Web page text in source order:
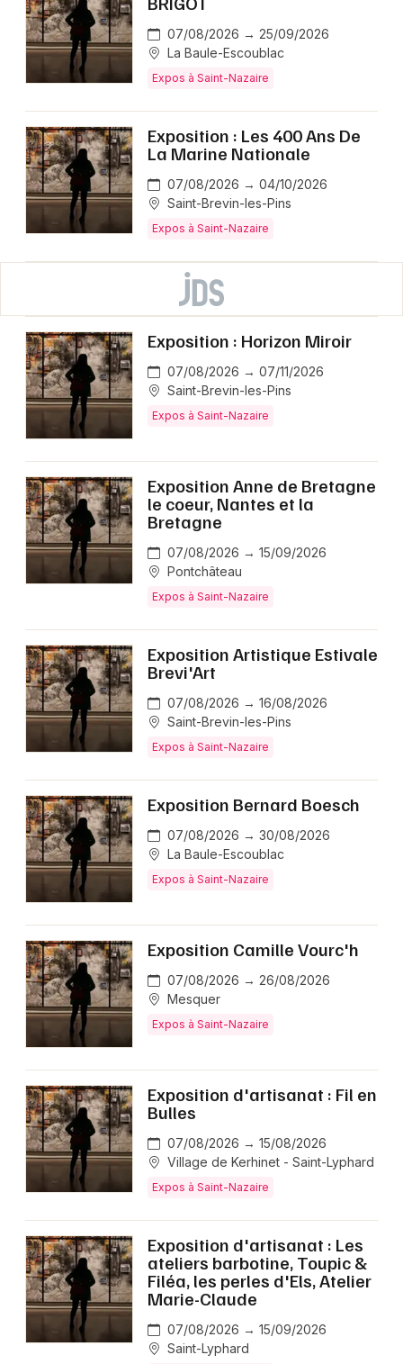
07/08/2026 → 25/09/2026
La Baule-Escoublac
Expos à Saint-Nazaire
Exposition : Les 400 Ans De
La Marine Nationale
07/08/2026 → 04/10/2026
Saint-Brevin-les-Pins
Expos à Saint-Nazaire
Exposition : Horizon Miroir
07/08/2026 → 07/11/2026
Saint-Brevin-les-Pins
Expos à Saint-Nazaire
Exposition Anne de Bretagne
le coeur, Nantes et la
Bretagne
07/08/2026 → 15/09/2026
Pontchâteau
Expos à Saint-Nazaire
Exposition Artistique Estivale
Brevi'Art
07/08/2026 → 16/08/2026
Saint-Brevin-les-Pins
Expos à Saint-Nazaire
Exposition Bernard Boesch
07/08/2026 → 30/08/2026
La Baule-Escoublac
Expos à Saint-Nazaire
Exposition Camille Vourc'h
07/08/2026 → 26/08/2026
Mesquer
Expos à Saint-Nazaire
Exposition d'artisanat : Fil en
Bulles
07/08/2026 → 15/08/2026
Village de Kerhinet - Saint-Lyphard
Expos à Saint-Nazaire
Exposition d'artisanat : Les
ateliers barbotine, Toupic &
Filéa, les perles d'Els, Atelier
Marie-Claude
07/08/2026 → 15/09/2026
Saint-Lyphard